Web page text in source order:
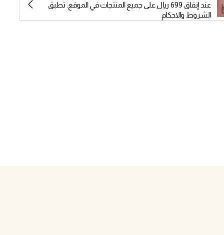
عند إنفاق 699 ريال على جميع المنتجات في الموقع. تطبق
الشروط والاحكام